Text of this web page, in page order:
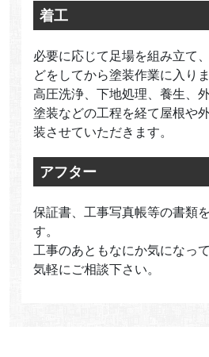
着工
必要に応じて足場を組み立て
どをしてから塗装作業に入りま
高圧洗浄、下地処理、養生、
塗装などの工程を経て屋根や
装させていただきます。
アフター
保証書、工事写真帳等の書類
す。
工事のあともなにか気になっ
気軽にご相談下さい。